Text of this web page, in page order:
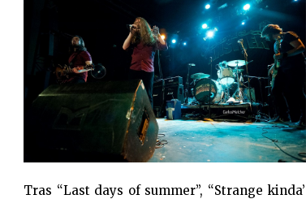
Tras “Last days of summer”, “Strange kinda’